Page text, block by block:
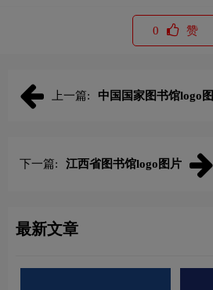
0 赞
上一篇: 中国国家图书馆logo
下一篇: 江西省图书馆logo图片
最新文章